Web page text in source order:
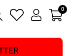
magnifying
glass
heart
light
user
light
0